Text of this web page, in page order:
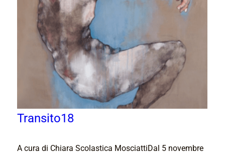
Transito18
A cura di Chiara Scolastica MosciattiDal 5 novembre